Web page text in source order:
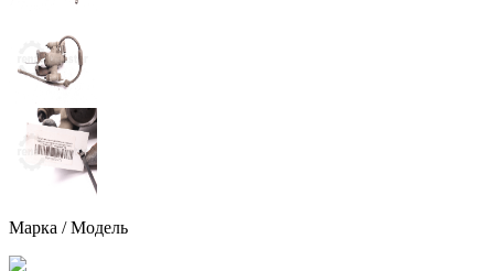
Марка / Модель